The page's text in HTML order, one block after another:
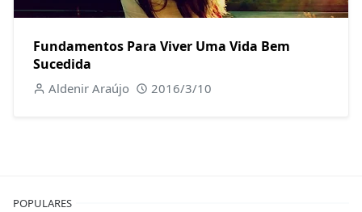
Fundamentos Para Viver Uma Vida Bem
Sucedida
Aldenir Araújo 2016/3/10
POPULARES